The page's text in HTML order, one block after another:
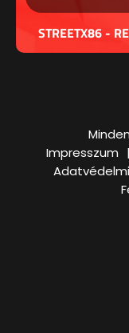
STREETX86 -
Impresszum